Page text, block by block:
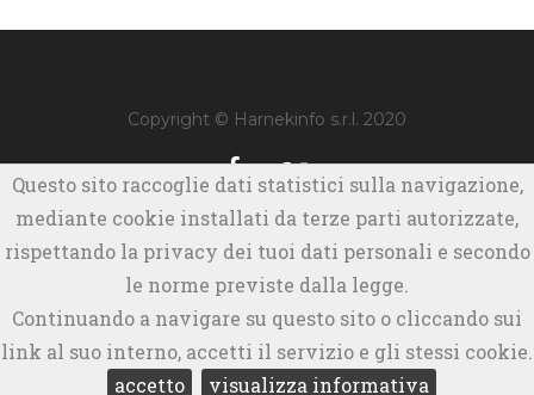
Questo sito raccoglie dati statistici sulla navigazione,
mediante cookie installati da terze parti autorizzate,
rispettando la privacy dei tuoi dati personali e secondo
le norme previste dalla legge.
Continuando a navigare su questo sito o cliccando sui
link al suo interno, accetti il servizio e gli stessi cookie.
accetto
visualizza informativa
Copyright © Harnekinfo s.r.l. 2020
Privacy Policy